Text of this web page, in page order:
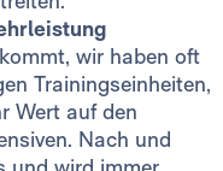
wir haben oft
Trainingseinheiten,
Wert auf den
Nach und